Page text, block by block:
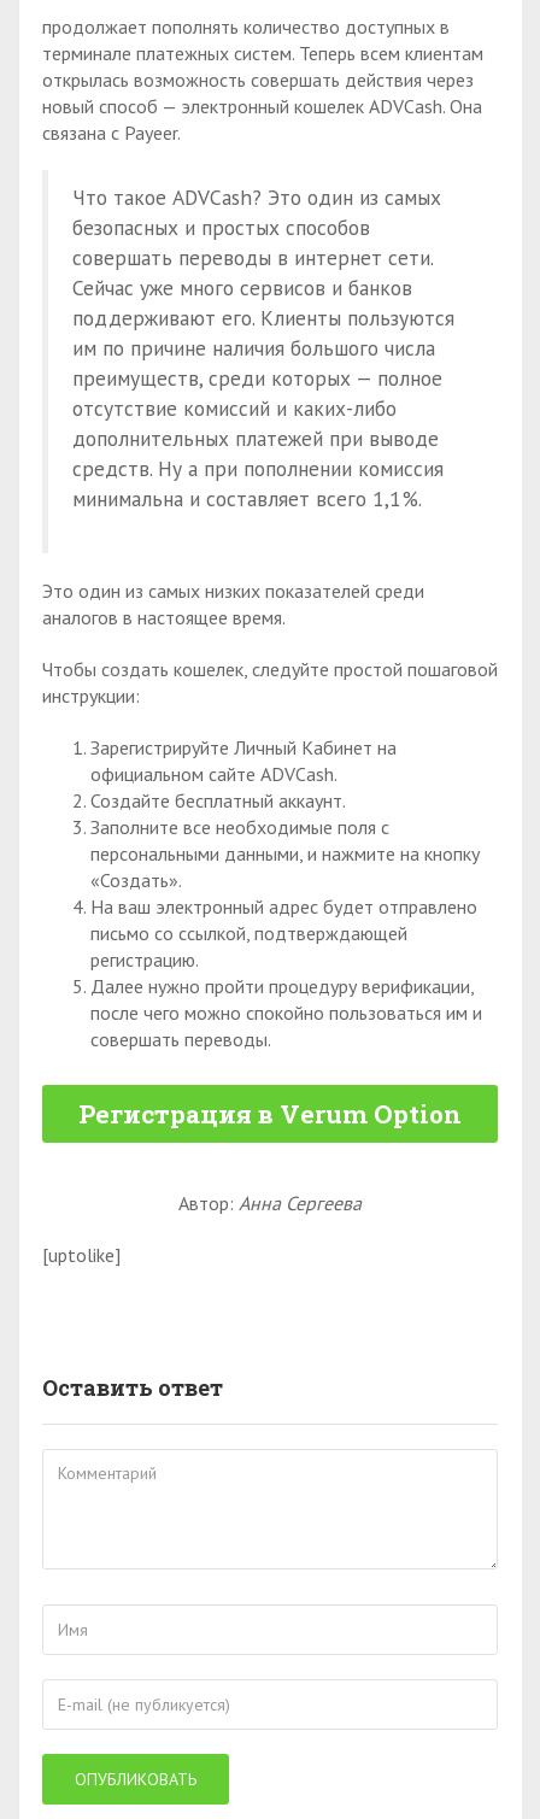
продолжает пополнять количество доступных в
терминале платежных систем. Теперь всем клиентам
открылась возможность совершать действия через
новый способ — электронный кошелек ADVCash. Она
связана с Payeer.
Что такое ADVCash? Это один из самых
безопасных и простых способов
совершать переводы в интернет сети.
Сейчас уже много сервисов и банков
поддерживают его. Клиенты пользуются
им по причине наличия большого числа
преимуществ, среди которых — полное
отсутствие комиссий и каких-либо
дополнительных платежей при выводе
средств. Ну а при пополнении комиссия
минимальна и составляет всего 1,1%.
Это один из самых низких показателей среди
аналогов в настоящее время.
Чтобы создать кошелек, следуйте простой пошаговой
инструкции:
Зарегистрируйте Личный Кабинет на
официальном сайте ADVCash.
Создайте бесплатный аккаунт.
Заполните все необходимые поля с
персональными данными, и нажмите на кнопку
«Создать».
На ваш электронный адрес будет отправлено
письмо со ссылкой, подтверждающей
регистрацию.
Далее нужно пройти процедуру верификации,
после чего можно спокойно пользоваться им и
совершать переводы.
Регистрация в Verum Option
Автор: Анна Сергеева
[uptolike]
Оставить ответ